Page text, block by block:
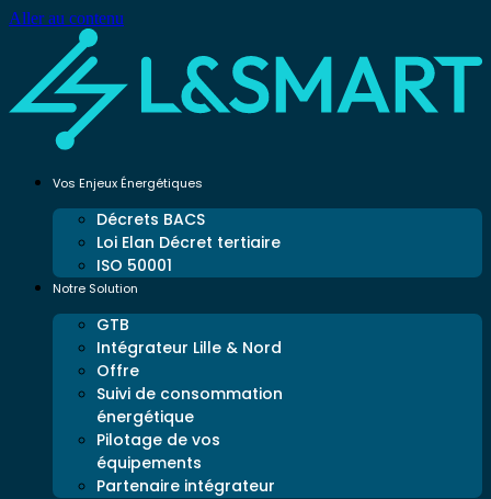
Aller au contenu
Vos Enjeux Énergétiques
Décrets BACS
Loi Elan Décret tertiaire
ISO 50001
Notre Solution
GTB
Intégrateur Lille & Nord
Offre
Suivi de consommation
énergétique
Pilotage de vos
équipements
Partenaire intégrateur